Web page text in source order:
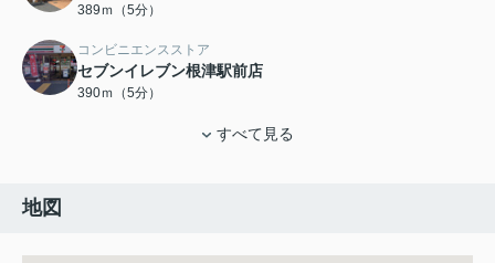
389ｍ（5分）
コンビニエンスストア
セブンイレブン根津駅前店
390ｍ（5分）
すべて見る
地図